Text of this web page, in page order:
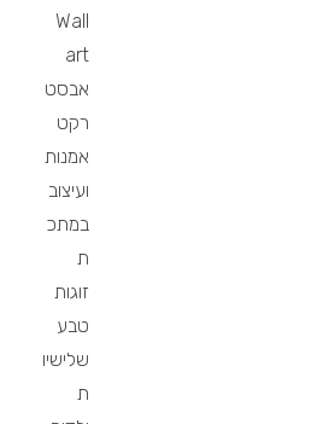
Wall
art
אבסט
רקט
אמנות
ועיצוב
במתכ
ת
זוגות
טבע
שלישיו
ת